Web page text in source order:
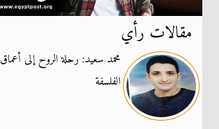
مقالات رأي
محمد سعيد: رحلة الروح إلى أعماق
الفلسفة